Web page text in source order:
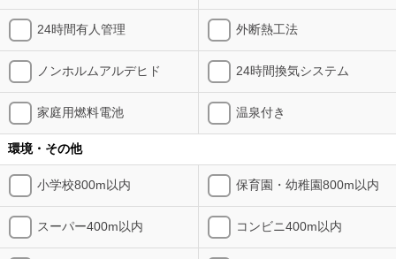
24時間有人管理 外断熱工法
ノンホルムアルデヒド 24時間換気システム
家庭用燃料電池 温泉付き
環境・その他
小学校800m以内 保育園・幼稚園800m以内
スーパー400m以内 コンビニ400m以内